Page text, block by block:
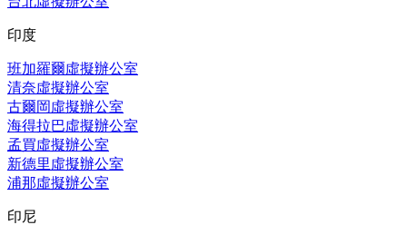
印度
班加羅爾虛擬辦公室
清奈虛擬辦公室
古爾岡虛擬辦公室
海得拉巴虛擬辦公室
孟買虛擬辦公室
新德里虛擬辦公室
浦那虛擬辦公室
印尼